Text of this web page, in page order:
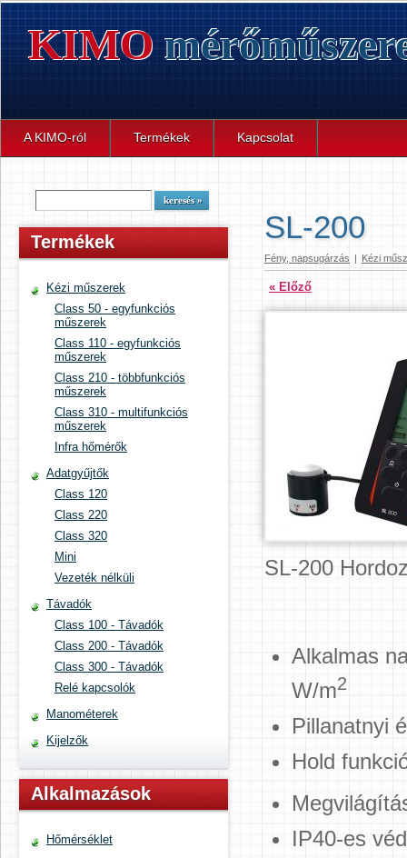
KIMO
A KIMO-ról Termékek Kapcsolat
Termékek
Kézi műszerek
Class 50 - egyfunkciós
műszerek
Class 110 - egyfunkciós
műszerek
Class 210 - többfunkciós
műszerek
Class 310 - multifunkciós
műszerek
Infra hőmérők
Adatgyűjtők
Class 120
Class 220
Class 320
Mini
Vezeték nélküli
Távadók
Class 100 - Távadók
Class 200 - Távadók
Class 300 - Távadók
Relé kapcsolók
Manométerek
Kijelzők
Alkalmazások
Hőmérséklet
SL-200
Fény, napsugárzás | Kézi
« Előző
SL-200
Alkalmas
W/m2
Pillanatnyi
Hold
IP40-es